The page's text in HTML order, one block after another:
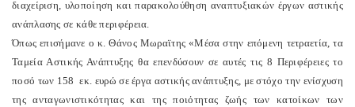
διαχείριση, υλοποίηση και παρακολούθηση αναπτυξιακών έργων αστικής
ανάπλασης σε κάθε περιφέρεια.
Όπως επισήμανε ο κ. Θάνος Μωραϊτης «Μέσα στην επόμενη τετραετία, τα
Ταμεία Αστικής Ανάπτυξης θα επενδύσουν σε αυτές τις 8 Περιφέρειες το
ποσό των 158 εκ. ευρώ σε έργα αστικής ανάπτυξης, με στόχο την ενίσχυση
της ανταγωνιστικότητας και της ποιότητας ζωής των κατοίκων των